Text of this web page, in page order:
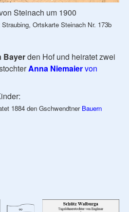
Steinach um 1900
Ortskarte Steinach Nr. 173b
Bayerden Hof und heiratet zwei
Anna Niemaiervon
1884 den Gschwendtner Bauern